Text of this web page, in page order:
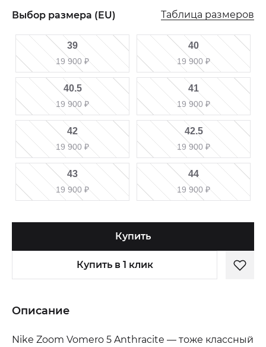
Выбор размера (EU) Таблица размеров
39
19 900 ₽
40
19 900 ₽
40.5
19 900 ₽
41
19 900 ₽
42
19 900 ₽
42.5
19 900 ₽
43
19 900 ₽
44
19 900 ₽
Купить
Купить в 1 клик
Описание
Nike Zoom Vomero 5 Anthracite — тоже классный